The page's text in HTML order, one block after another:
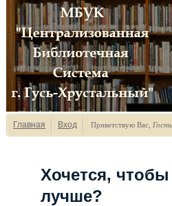
Главная Вход Приветствую Вас Гость
Хочется,
лучше?